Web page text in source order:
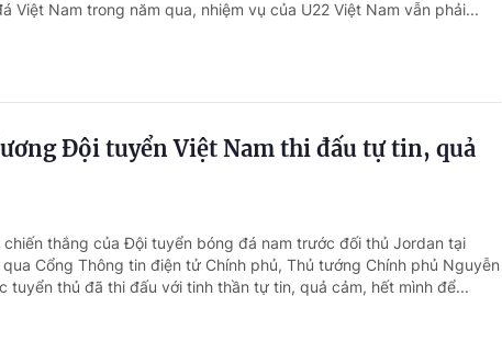
Việt Nam trong năm qua, nhiệm vụ của U22 Việt Nam vẫn phải...
Đội tuyển Việt Nam thi đấu tự tin, quả
chiến thắng của Đội tuyển bóng đá nam trước đối thủ Jordan tại
Cổng Thông tin điện tử Chính phủ, Thủ tướng Chính phủ Nguyễn
tuyển thủ đã thi đấu với tinh thần tự tin, quả cảm, hết mình để...